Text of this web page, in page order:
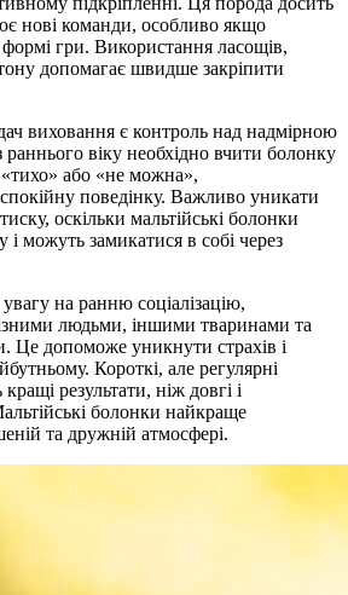
нові команди, особливо якщо
гри. Використання ласощів,
допомагає швидше закріпити
виховання є контроль над надмірною
віку необхідно вчити болонку
або «не можна»,
поведінку. Важливо уникати
оскільки мальтійські болонки
можуть замикатися в собі через
на ранню соціалізацію,
людьми, іншими тваринами та
Це допоможе уникнути страхів і
Короткі, але регулярні
результати, ніж довгі і
болонки найкраще
та дружній атмосфері.